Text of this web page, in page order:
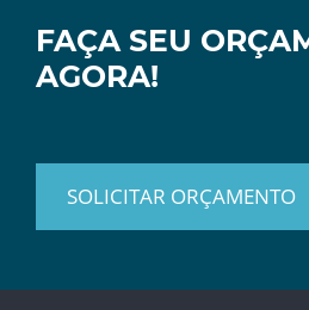
FAÇA SEU
AGORA!
SOLICITAR ORÇAMENTO